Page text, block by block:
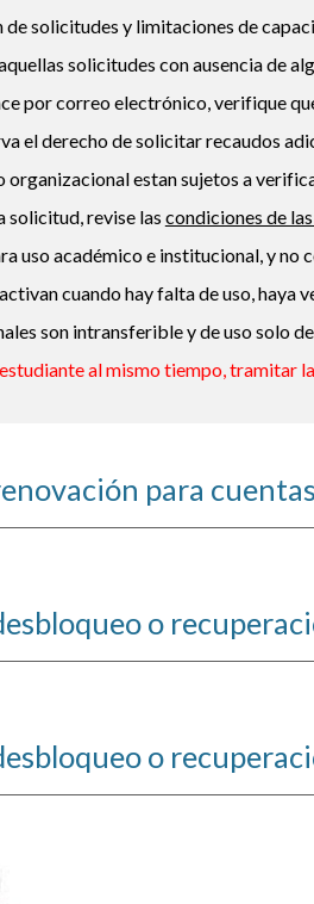
de solicitudes y limitaciones de
solicitudes con ausencia de
por correo electrónico, verifique
el derecho de solicitar recaudos
organizacional estan sujetos a
solicitud, revise las condiciones de
uso académico e institucional, y no
cuando hay faltade uso, haya
son intransferible y de uso solo
al mismo tiempo, tramitar
para
o
o